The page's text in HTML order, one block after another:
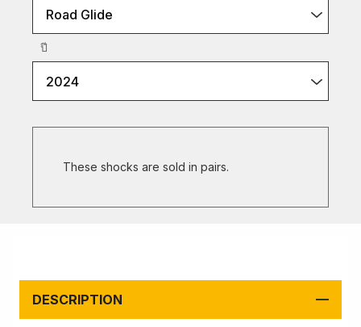
Road Glide
ปี
2024
These shocks are sold in pairs.
DESCRIPTION